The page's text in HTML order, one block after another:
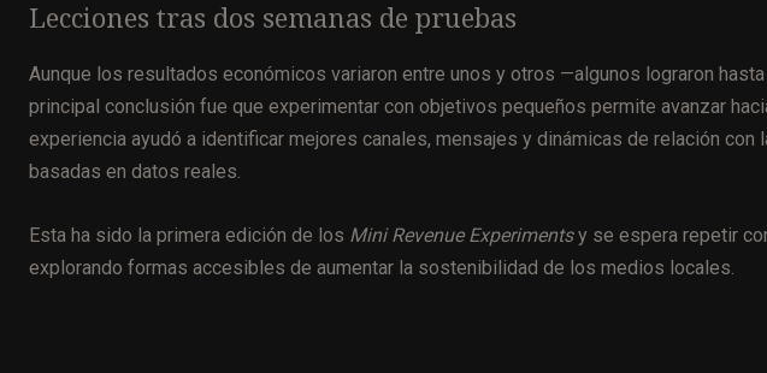
Lecciones tras dos semanas de pruebas
Aunque los resultados económicos variaron entre unos y otros —algunos lograron
principal conclusión fue que experimentar con objetivos pequeños permite avanzar
experiencia ayudó a identificar mejores canales, mensajes y dinámicas de relación con
basadas en datos reales.
Esta ha sido la primera edición de los Mini Revenue Experimentsy se espera repetir
explorando formas accesibles de aumentar la sostenibilidad de los medios locales.